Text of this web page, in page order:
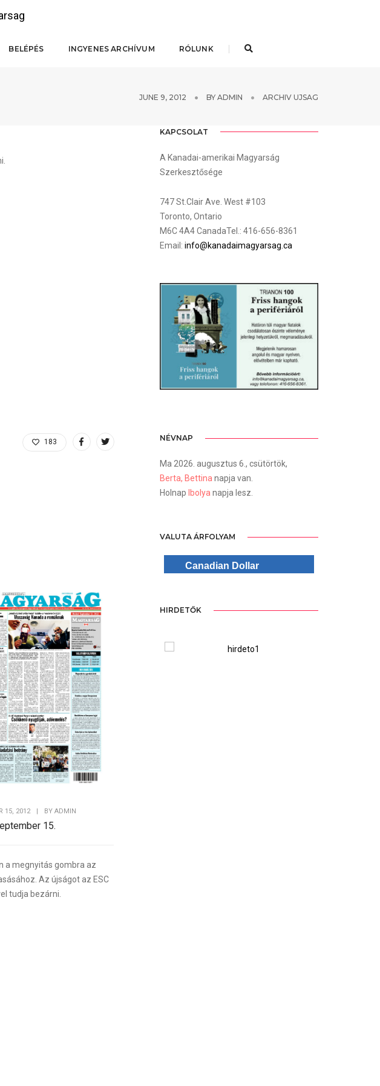
BELÉPÉS INGYENES ARCHÍVUM RÓLUNK
JUNE 9, 2012 BY ADMIN ARCHIV UJSAG
183
15, 2012 BY ADMIN
15.
a megnyitás gombra az
Az újságot az ESC
tudja bezárni.
KAPCSOLAT
A Kanadai-amerikai Magyarság
Szerkesztősége
747 St.Clair Ave. West #103
Toronto, Ontario
M6C 4A4 CanadaTel.: 416-656-8361
Email: info@kanadaimagyarsag.ca
NÉVNAP
Ma 2026. augusztus 6., csütörtök,
Berta, Bettinanapja van.
Holnap Ibolyanapja lesz.
VALUTA ÁRFOLYAM
Canadian Dollar
HIRDETŐK
WordPress Carousel Free Version